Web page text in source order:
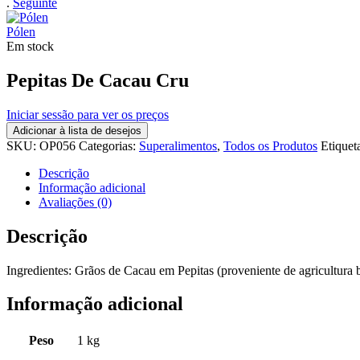
Pólen
Em stock
Pepitas De Cacau Cru
Iniciar sessão para ver os preços
Adicionar à lista de desejos
SKU: OP056 Categorias: Superalimentos, Todos os Produtos
Descrição
Informação adicional
Avaliações (0)
Descrição
Ingredientes: Grãos de Cacau em Pepitas (proveniente de agricultura
Informação adicional
Peso 1 kg